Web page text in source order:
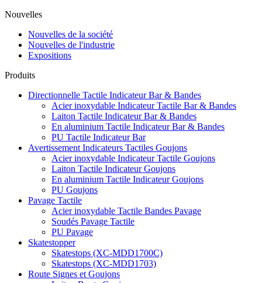
Nouvelles
Nouvelles de la société
Nouvelles de l'industrie
Expositions
Produits
Directionnelle Tactile Indicateur Bar & Bandes
Acier inoxydable Indicateur Tactile Bar & Bandes
Laiton Tactile Indicateur Bar & Bandes
En aluminium Tactile Indicateur Bar & Bandes
PU Tactile Indicateur Bar
Avertissement Indicateurs Tactiles Goujons
Acier inoxydable Indicateur Tactile Goujons
Laiton Tactile Indicateur Goujons
En aluminium Tactile Indicateur Goujons
PU Goujons
Pavage Tactile
Acier inoxydable Tactile Bandes Pavage
Soudés Pavage Tactile
PU Pavage
Skatestopper
Skatestops (XC-MDD1700C)
Skatestops (XC-MDD1703)
Route Signes et Goujons